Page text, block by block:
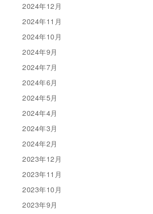
2024年12月
2024年11月
2024年10月
2024年9月
2024年7月
2024年6月
2024年5月
2024年4月
2024年3月
2024年2月
2023年12月
2023年11月
2023年10月
2023年9月